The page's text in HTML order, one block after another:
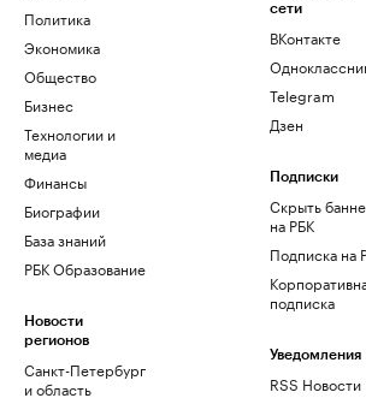
Политика
Экономика
Общество
Бизнес
Технологии и
медиа
Финансы
Биографии
База знаний
РБК Образование
Новости
регионов
Санкт-Петербург
и область
сети
ВКонтакте
Telegram
Дзен
Подписки
Скрыть
на РБК
Подписка на
подписка
Уведомления
RSS Новости